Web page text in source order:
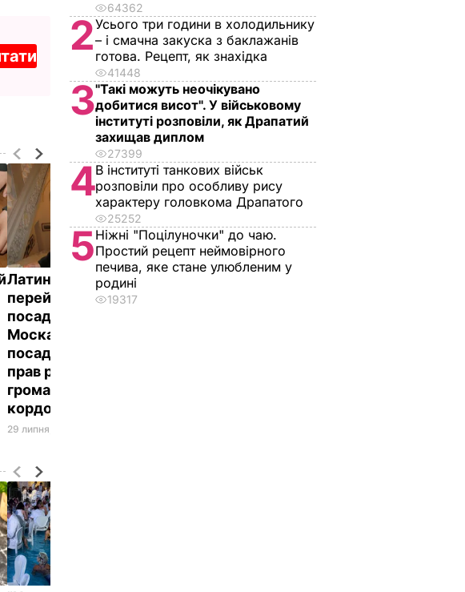
Латиніна: Пропоную
перейменувати
посаду
Москалькової на
посаду із захисту
прав російських
громадян за
кордоном
29 липня, 10.41
Латиніна про моряків
64362
2Усього три години в холодильнику
– і смачна закуска з баклажанів
готова. Рецепт, як знахідка
41448
3"Такі можуть неочікувано
добитися висот". У військовому
інституті розповіли, як Драпатий
захищав диплом
27399
4В інституті танкових військ
розповіли про особливу рису
характеру головкома Драпатого
25252
5Ніжні "Поцілуночки" до чаю.
Простий рецепт неймовірного
печива, яке стане улюбленим у
родині
19317